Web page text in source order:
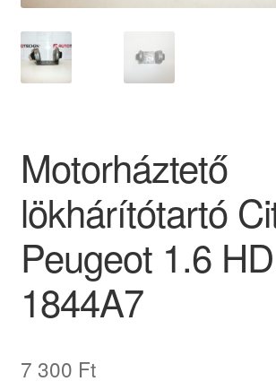
Rólunk
Saját fiókom
Szállítás világszerte
Szekér
Motorháztető
lökhárítótartó
Peugeot 1.6
1844A7
7 300 Ft